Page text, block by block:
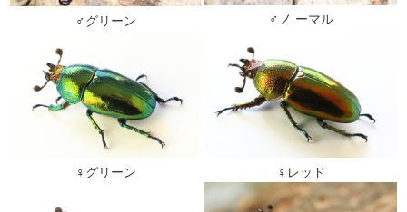
♂グリーン
♀グリーン
♂ノ ーマル
♀レッド